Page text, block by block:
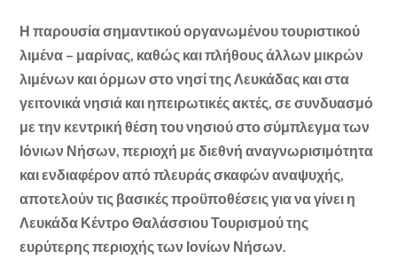
Η παρουσία σημαντικού οργανωμένου τουριστικού
λιμένα – μαρίνας, καθώς και πλήθους άλλων μικρών
λιμένων και όρμων στο νησί της Λευκάδας και στα
γειτονικά νησιά και ηπειρωτικές ακτές, σε συνδυασμό
με την κεντρική θέση του νησιού στο σύμπλεγμα των
Ιόνιων Νήσων, περιοχή με διεθνή αναγνωρισιμότητα
και ενδιαφέρον από πλευράς σκαφών αναψυχής,
αποτελούν τις βασικές προϋποθέσεις για να γίνει η
Λευκάδα Κέντρο Θαλάσσιου Τουρισμού της
ευρύτερης περιοχής των Ιονίων Νήσων.